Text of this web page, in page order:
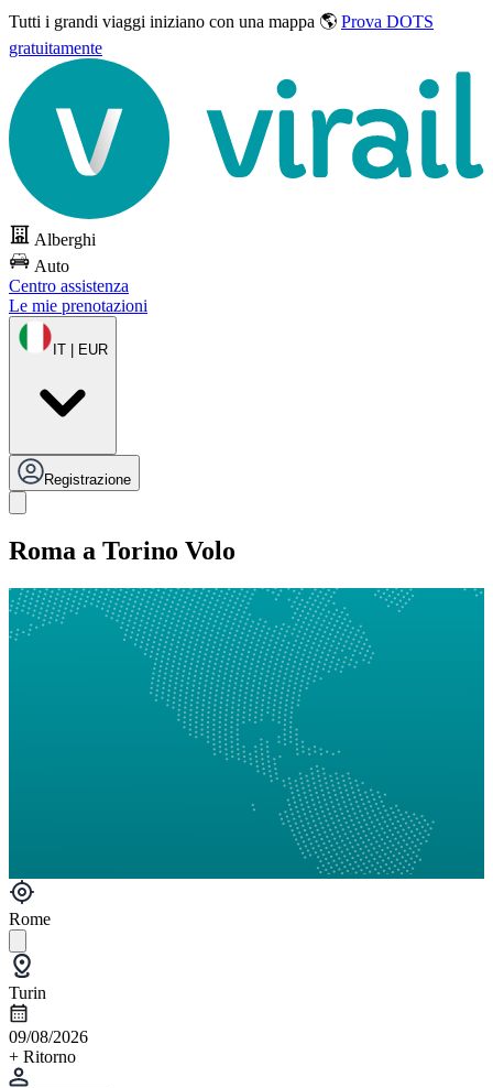
Tutti i grandi viaggi iniziano con una mappa 🌎 Prova DOTS
gratuitamente
Alberghi
Auto
Centro assistenza
Le mie prenotazioni
IT | EUR
Registrazione
Roma a Torino Volo
Rome
Turin
09/08/2026
+ Ritorno